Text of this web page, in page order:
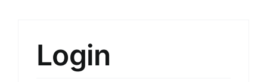
Login